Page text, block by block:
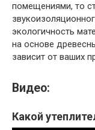
помещениями, то
экологичность
на основе
зависит от ваших
Видео:
Какой